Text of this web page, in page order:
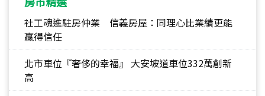
社工魂進駐房仲業 信義房屋：同理心比業績更能
贏得信任
北市車位『奢侈的幸福』 大安坡道車位332萬創新
高